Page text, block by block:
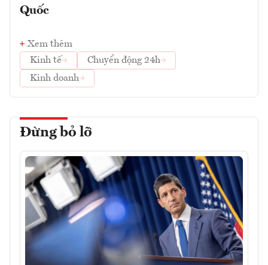
Quốc
Xem thêm
Kinh tế
Chuyển động 24h
Kinh doanh
Đừng bỏ lỡ